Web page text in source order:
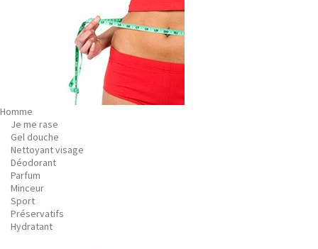
Homme
Je me rase
Gel douche
Nettoyant visage
Déodorant
Parfum
Minceur
Sport
Préservatifs
Hydratant